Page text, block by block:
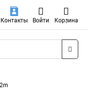
Контакты Войти Корзина